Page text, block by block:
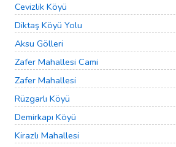
Cevizlik Köyü
Diktaş Köyü Yolu
Aksu Gölleri
Zafer Mahallesi Cami
Zafer Mahallesi
Rüzgarlı Köyü
Demirkapı Köyü
Kirazlı Mahallesi